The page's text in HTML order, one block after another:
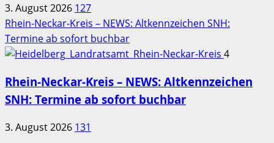
3. August 2026 127
Rhein-Neckar-Kreis – NEWS: Altkennzeichen SNH:
Termine ab sofort buchbar
4
Rhein-Neckar-Kreis – NEWS: Altkennzeichen
SNH: Termine ab sofort buchbar
3. August 2026 131